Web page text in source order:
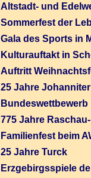
Altstadt- und
Sommerfest der
Gala des Sports in
Kulturauftakt in
Auftritt
25 Jahre
775 Jahre
Familienfest beim
25 Jahre Turck
Erzgebirgsspiele